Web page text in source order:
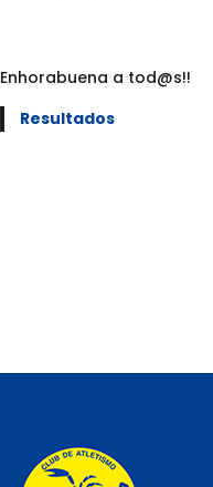
Enhorabuena a tod@s!!
Resultados